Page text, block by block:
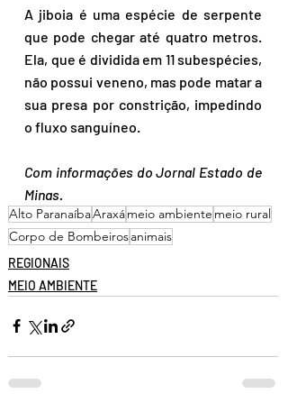
A jiboia é uma espécie de serpente
que pode chegar até quatro metros.
Ela, que é dividida em 11 subespécies,
não possui veneno, mas pode matar a
sua presa por constrição, impedindo
o fluxo sanguíneo.
Com informações do Jornal Estado de
Minas.
Alto ParanaíbaAraxámeio ambiente meio rural
Corpo de Bombeirosanimais
REGIONAIS
MEIO AMBIENTE